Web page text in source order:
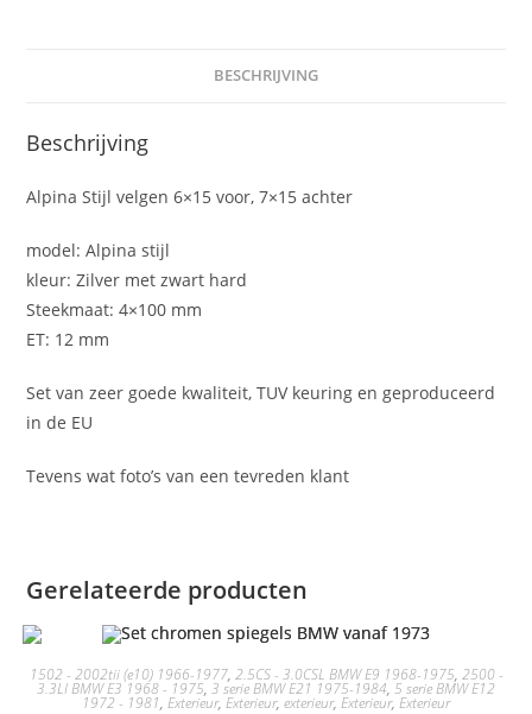
BESCHRIJVING
Beschrijving
Alpina Stijl velgen 6×15 voor, 7×15 achter
model: Alpina stijl
kleur: Zilver met zwart hard
Steekmaat: 4×100 mm
ET: 12 mm
Set van zeer goede kwaliteit, TUV keuring en geproduceerd
in de EU
Tevens wat foto’s van een tevreden klant
Gerelateerde producten
1502 - 2002tii (e10) 1966-1977, 2.5CS - 3.0CSL BMW E9 1968-1975, 2500 -
3.3LI BMW E3 1968 - 1975, 3 serie BMW E21 1975-1984, 5 serie BMW E12
1972 - 1981, Exterieur, Exterieur, exterieur, Exterieur, Exterieur